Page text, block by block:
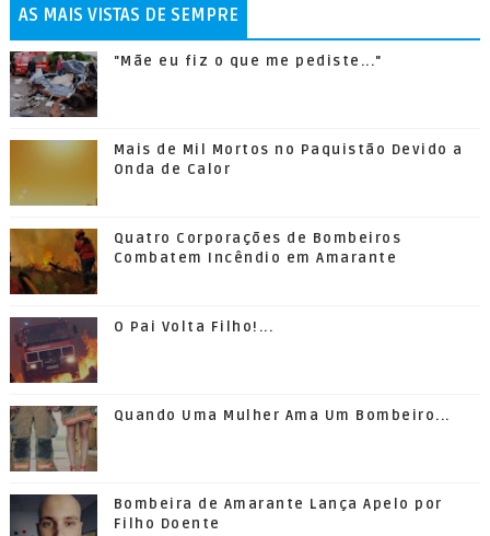
AS MAIS VISTAS DE SEMPRE
"Mãe eu fiz o que me pediste..."
Mais de Mil Mortos no Paquistão Devido a
Onda de Calor
Quatro Corporações de Bombeiros
Combatem Incêndio em Amarante
O Pai Volta Filho!...
Quando Uma Mulher Ama Um Bombeiro...
Bombeira de Amarante Lança Apelo por
Filho Doente